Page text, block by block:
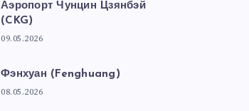
Аэропорт Чунцин Цзянбэй
(CKG)
09.05.2026
Фэнхуан (Fenghuang)
08.05.2026